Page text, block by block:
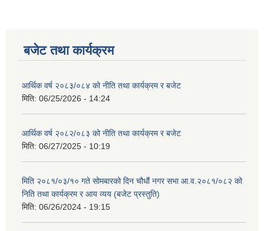
बजेट तथा कार्यक्रम
आर्थिक वर्ष २०८३/०८४ को नीति तथा कार्यक्रम र बजेट
मिति: 06/25/2026 - 14:24
आर्थिक वर्ष २०८२/०८३ को नीति तथा कार्यक्रम र बजेट
मिति: 06/27/2025 - 10:19
मिति २०८१/०३/१० गते सोमबारको दिन चौधौं नगर सभा आ.व.२०८१/०८२ को
निति तथा कार्यक्रम र आय व्यय (बजेट प्रस्तुति)
मिति: 06/26/2024 - 19:15